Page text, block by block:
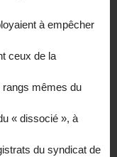
à empêcher
ceux de la
rangs mêmes du
« dissocié », à
du syndicat de